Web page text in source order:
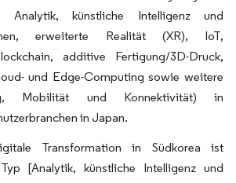
Analytik, künstliche Intelligenz und
erweiterte Realität (XR), IoT,
additive Fertigung/3D-Druck,
und Edge-Computing sowie weitere
Mobilität und Konnektivität) in
in Japan.
Transformation in Südkorea ist
[Analytik, künstliche Intelligenz und